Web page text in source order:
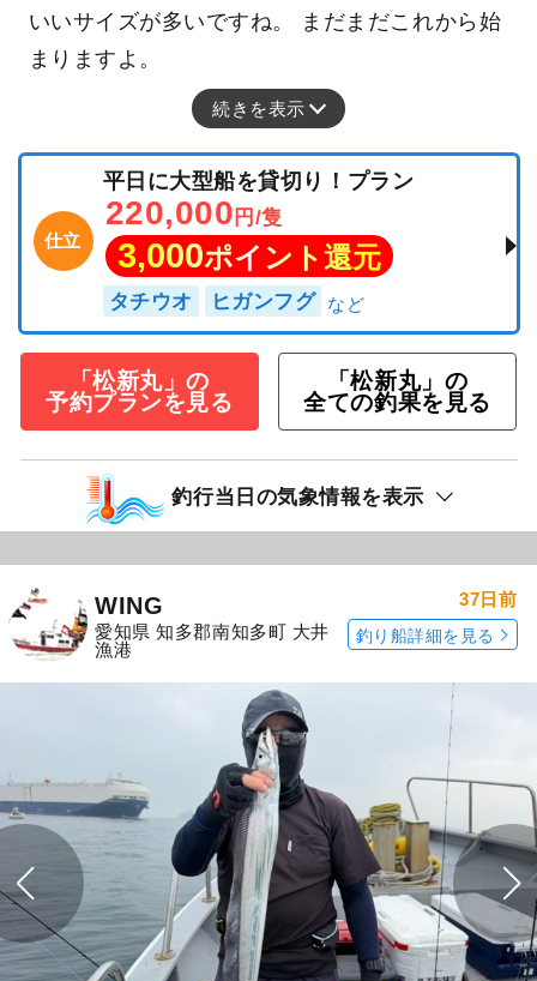
いいサイズが多いですね。 まだまだこれから始
まりますよ。
続きを表示
仕立
平日に大型船を貸切り！プラン
220,000 円/隻
3,000ポイント還元
タチウオ ヒガンフグ
「松新丸」の
予約プランを見る
「松新丸」の
全ての釣果を見る
釣行当日の気象情報を表示
WING
愛知県 知多郡南知多町 大井
漁港
37日前
釣り船詳細を見る